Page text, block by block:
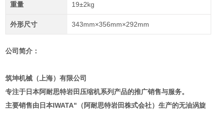
重量 19±2kg
外形尺寸 343mm×356mm×292mm
公司简介：
筑坤机械（上海）有限公司
专注于日本阿耐思特岩田压缩机系列产品的推广销售与服务。
主要销售由日本IWATA"（阿耐思特岩田株式会社）生产的无油涡旋